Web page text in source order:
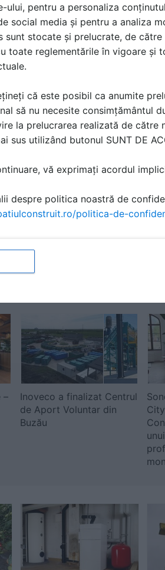
Sun Leader
Servicii de amenajari
terase rezidentiale si
Execuția instalațiilor
exterioare, HVAC, sanitare
–
Inoveco a finalizat Centrul
de Aport Voluntar din
Buzău
ului, pentru a personaliza
social media și pentru a analiza
sunt stocate și prelucrate, de
toate reglementările în vigoare și
că este posibil ca anumite
să nu necesite consimțământul
la prelucrarea realizată de către
sus utilizând butonul SUNT DE
vă exprimați acordul
despre politica noastră de
politica-de-